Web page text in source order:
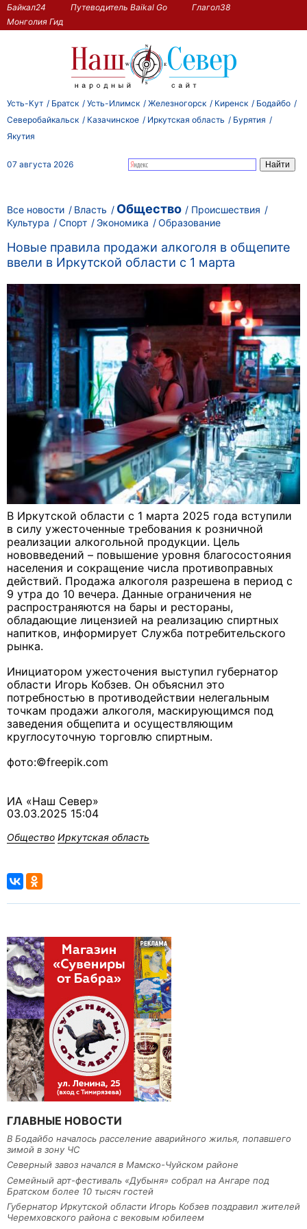
Байкал24 Путеводитель Baikal Go
Глагол38
Монголия Гид
Усть-Кут Братск Усть-Илимск Железногорск Киренск
Бодайбо
Северобайкальск
Казачинское Иркутская область
Бурятия
Якутия
07 августа 2026
Все новости Власть Общество
Происшествия
Культура
Спорт Экономика Образование
Новые правила продажи алкоголя в общепите
ввели в Иркутской области с 1 марта
В Иркутской области с 1 марта 2025 года вступили
в силу ужесточенные требования к розничной
реализации алкогольной продукции. Цель
нововведений – повышение уровня благосостояния
населения и сокращение числа противоправных
действий. Продажа алкоголя разрешена в период с
9 утра до 10 вечера. Данные ограничения не
распространяются на бары и рестораны,
обладающие лицензией на реализацию спиртных
напитков, информирует Служба потребительского
рынка.
Инициатором ужесточения выступил губернатор
области Игорь Кобзев. Он объяснил это
потребностью в противодействии нелегальным
точкам продажи алкоголя, маскирующимся под
заведения общепита и осуществляющим
круглосуточную торговлю спиртным.
фото:©freepik.com
ИА «Наш Север»
03.03.2025 15:04
Общество Иркутская область
ГЛАВНЫЕ НОВОСТИ
В Бодайбо началось расселение аварийного жилья, попавшего
зимой в зону ЧС
Северный завоз начался в Мамско-Чуйском районе
Семейный арт-фестиваль «Дубыня» собрал на Ангаре под
Братском более 10 тысяч гостей
Губернатор Иркутской области Игорь Кобзев поздравил жителей
Черемховского района с вековым юбилеем